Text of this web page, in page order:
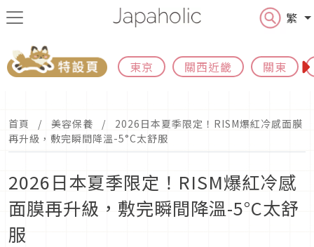
繁
東京 關西近畿 關東
首頁 美容保養
2026日本夏季限定！RISM爆紅冷感面膜
再升級，敷完瞬間降溫-5°C太舒服
2026日本夏季限定！RISM爆紅冷感
面膜再升級，敷完瞬間降溫-5°C太舒
服